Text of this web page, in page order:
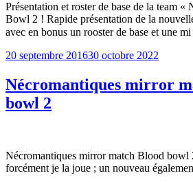
Présentation et roster de base de la team «
Bowl 2 ! Rapide présentation de la
avec en bonus un rooster de base et une
Publié
20 septembre 201630 octobre 2022
Nécromantiques mirror
bowl 2
Nécromantiques mirror match Blood bowl
forcément je la joue ; un nouveau